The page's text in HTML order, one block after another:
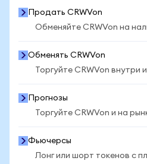
Продать CRWVon
Обменяйте CRWVon на
Обменять CRWVon
Торгуйте CRWVon
Прогнозы
Торгуйте CRWVon и на
Фьючерсы
Лонг или шорт токенов с